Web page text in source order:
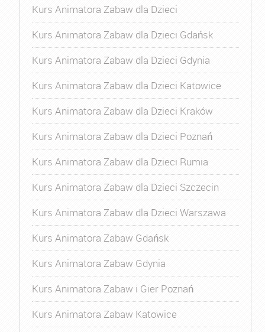
Kurs Animatora Zabaw dla Dzieci
Kurs Animatora Zabaw dla Dzieci Gdańsk
Kurs Animatora Zabaw dla Dzieci Gdynia
Kurs Animatora Zabaw dla Dzieci Katowice
Kurs Animatora Zabaw dla Dzieci Kraków
Kurs Animatora Zabaw dla Dzieci Poznań
Kurs Animatora Zabaw dla Dzieci Rumia
Kurs Animatora Zabaw dla Dzieci Szczecin
Kurs Animatora Zabaw dla Dzieci Warszawa
Kurs Animatora Zabaw Gdańsk
Kurs Animatora Zabaw Gdynia
Kurs Animatora Zabaw i Gier Poznań
Kurs Animatora Zabaw Katowice